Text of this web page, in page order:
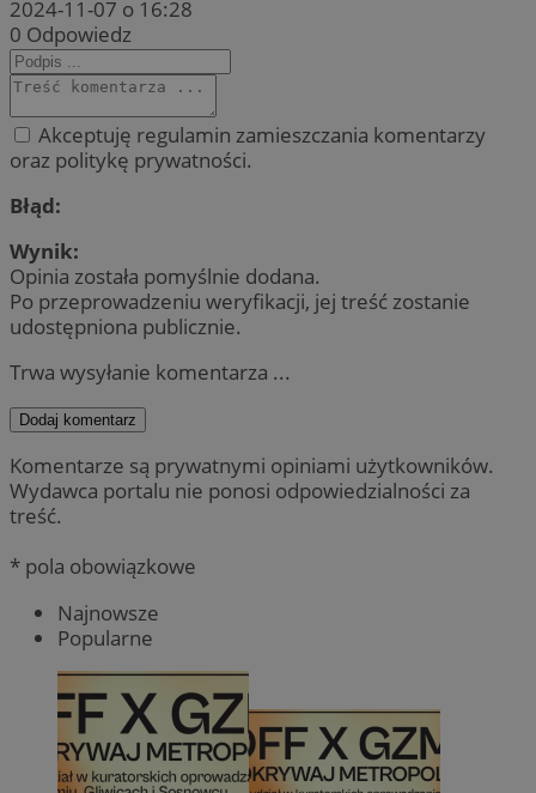
2024-11-07 o 16:28
0 Odpowiedz
Akceptuję regulamin zamieszczania komentarzy
oraz politykę prywatności.
Błąd:
Wynik:
Opinia została pomyślnie dodana.
Po przeprowadzeniu weryfikacji, jej treść zostanie
udostępniona publicznie.
Trwa wysyłanie komentarza ...
Dodaj komentarz
Komentarze są prywatnymi opiniami użytkowników.
Wydawca portalu nie ponosi odpowiedzialności za
treść.
* pola obowiązkowe
Najnowsze
Popularne